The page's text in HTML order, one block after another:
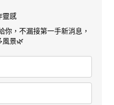
靈感
，不漏接第一手新消息，
風景🌿